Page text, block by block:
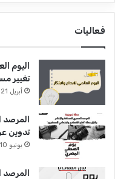
فعاليات
اليوم
تغيير
أبريل 21, 2024
تدوين
يونيو 10, 2023